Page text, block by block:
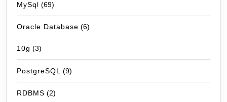
MySql (69)
Oracle Database (6)
10g (3)
PostgreSQL (9)
RDBMS (2)